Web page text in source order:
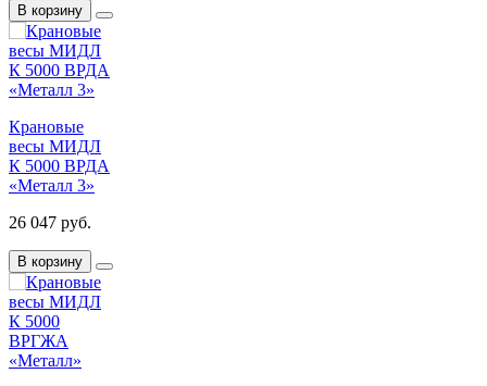
В корзину
Крановые
весы МИДЛ
К 5000 ВРДА
«Металл 3»
26 047 руб.
В корзину